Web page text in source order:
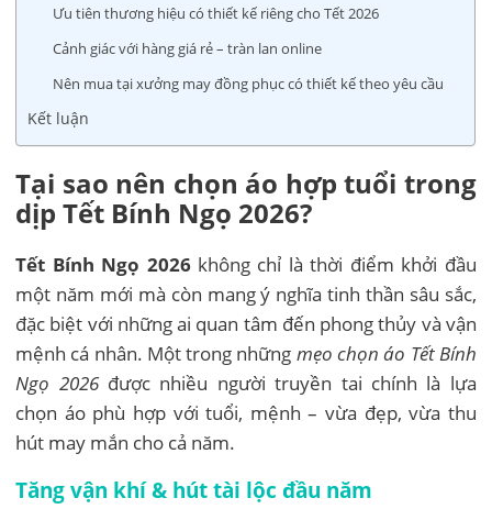
Ưu tiên thương hiệu có thiết kế riêng cho Tết 2026
Cảnh giác với hàng giá rẻ – tràn lan online
Nên mua tại xưởng may đồng phục có thiết kế theo yêu cầu
Kết luận
Tại sao nên chọn áo hợp tuổi trong
dịp Tết Bính Ngọ 2026?
Tết Bính Ngọ 2026không chỉ là thời điểm khởi đầu
một năm mới mà còn mang ý nghĩa tinh thần sâu sắc,
đặc biệt với những ai quan tâm đến phong thủy và vận
mệnh cá nhân. Một trong những mẹo chọn áo Tết Bính
Ngọ 2026được nhiều người truyền tai chính là lựa
chọn áo phù hợp với tuổi, mệnh – vừa đẹp, vừa thu
hút may mắn cho cả năm.
Tăng vận khí & hút tài lộc đầu năm